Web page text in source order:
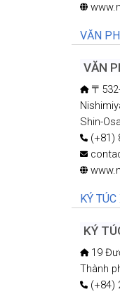
VĂN
VĂN
〒
Shin-
(+81)
KÝ TÚC
KÝ
19
Thành
(+84)